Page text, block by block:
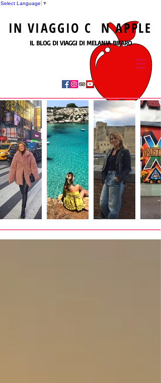
Select Language ▼
IN VIAGGIO C NAPPLE
IL BLOG DI VIAGGI DI MELANIA BIFARO